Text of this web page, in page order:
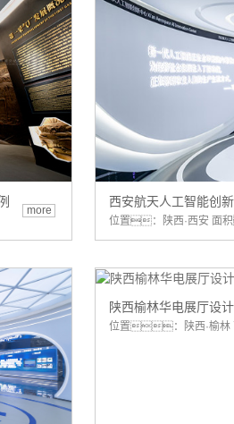
more
西安航天人工智能创
位置：陕西·西安 面
陕西榆林华电展厅设
位置：陕西·榆